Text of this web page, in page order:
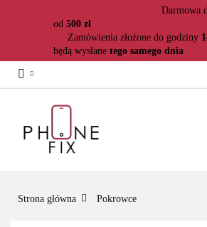
Darmowa
od 500 zł
Zamówienia złożone do godziny
będą wysłane tego samego dnia
Strona główna Pokrowce